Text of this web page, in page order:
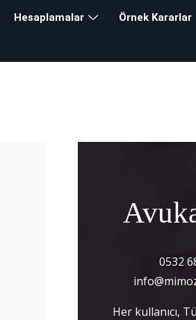
Hesaplamalar Örnek Kararlar
0532
Her kullanıcı,